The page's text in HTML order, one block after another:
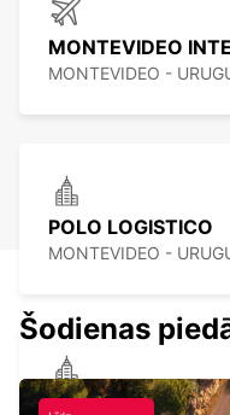
MONTEVIDEO
MONTEVIDEO -
POLO LOGISTICO
MONTEVIDEO -
COLONIA DEL
Šodienas